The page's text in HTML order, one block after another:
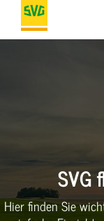
SVG
Hier finden Sie